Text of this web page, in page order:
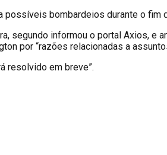
possíveis bombardeios durante o fim
segundo informou o portal Axios, e
por “razões relacionadas a
resolvido em breve”.